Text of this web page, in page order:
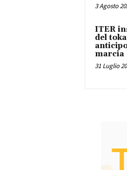
3 Agosto
ITER
del
marcia
31 Luglio